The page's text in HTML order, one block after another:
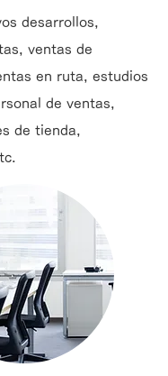
desarrollos,
ventas de
en ruta, estudios
de ventas,
de tienda,